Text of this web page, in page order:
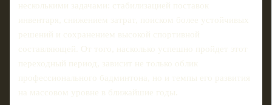
несколькими задачами: стабилизацией поставок
инвентаря, снижением затрат, поиском более устойчивых
решений и сохранением высокой спортивной
составляющей. От того, насколько успешно пройдет этот
переходный период, зависит не только облик
профессионального бадминтона, но и темпы его развития
на массовом уровне в ближайшие годы.